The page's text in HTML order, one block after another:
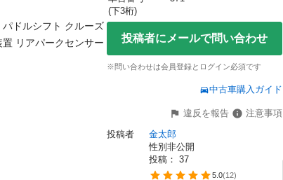
ドルシフト クルーズ
リアパークセンサー
(下3桁)
投稿者にメールで問い合わせ
※問い合わせは会員登録とログイン必須です
中古車購入ガイド
違反を報告
注意事項
投稿者
金太郎
性別非公開
投稿： 37
5.0(12)